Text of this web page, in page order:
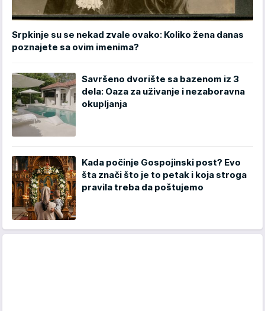
Srpkinje su se nekad zvale ovako: Koliko žena danas
poznajete sa ovim imenima?
Savršeno dvorište sa bazenom iz 3
dela: Oaza za uživanje i nezaboravna
okupljanja
Kada počinje Gospojinski post? Evo
šta znači što je to petak i koja stroga
pravila treba da poštujemo